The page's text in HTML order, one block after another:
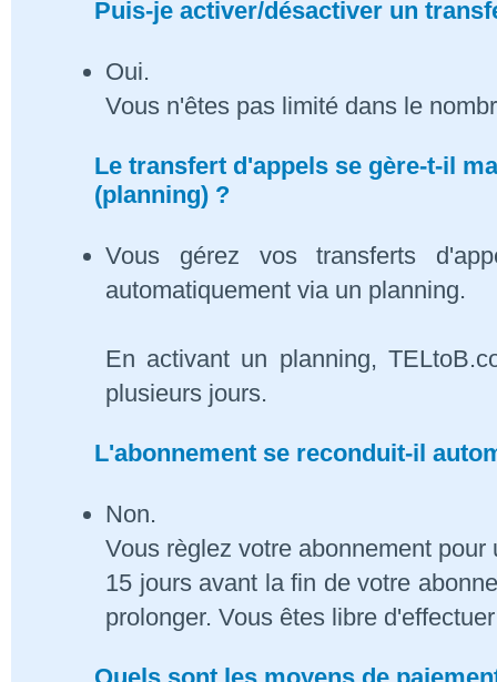
Puis-je activer/désactiver un
Oui.
Vous n'êtes pas limité dans le
Le transfert d'appels se gère-t-il
(planning) ?
Vous gérez vos transferts
automatiquement via un planning.
En activant un planning,
plusieurs jours.
L'abonnement se reconduit-il
Non.
Vous règlez votre abonnement
15 jours avant la fin de votre
prolonger. Vous êtes libre